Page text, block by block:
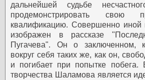
дальнейшей судьбе
продемонстрировать свою
квалификацию. Совершенно иной
изображен в рассказе
Пугачева". Он о заключенном,
вокруг себя таких же, как он,
и погибает при попытке побега.
творчества Шаламова является